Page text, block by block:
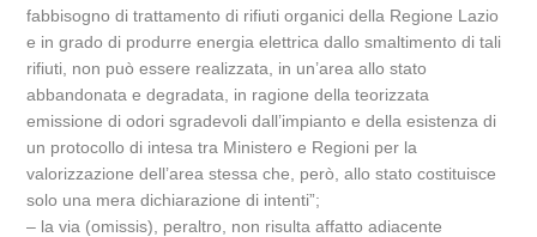
fabbisogno di trattamento di rifiuti organici della Regione Lazio
e in grado di produrre energia elettrica dallo smaltimento di tali
rifiuti, non può essere realizzata, in un’area allo stato
abbandonata e degradata, in ragione della teorizzata
emissione di odori sgradevoli dall’impianto e della esistenza di
un protocollo di intesa tra Ministero e Regioni per la
valorizzazione dell’area stessa che, però, allo stato costituisce
solo una mera dichiarazione di intenti”;
– la via (omissis), peraltro, non risulta affatto adiacente